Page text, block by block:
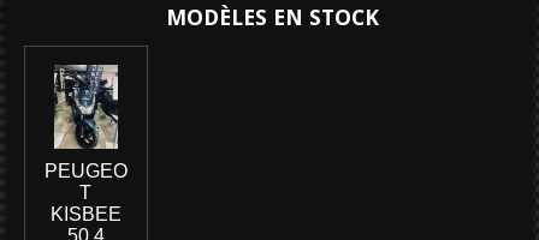
MODÈLES EN STOCK
PEUGEO
T
KISBEE